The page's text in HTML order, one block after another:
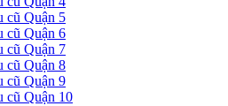
cũ Quận 5
cũ Quận 6
cũ Quận 7
cũ Quận 8
cũ Quận 9
cũ Quận 10